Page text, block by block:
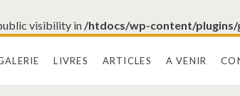
visibility in /htdocs/wp-content/plugins/
LIVRES ARTICLES A VENIR